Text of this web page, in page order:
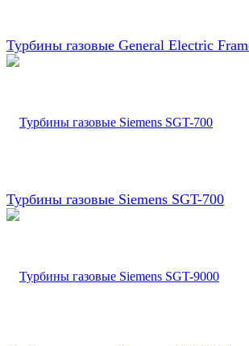
Турбины газовые General Electric
Турбины газовые Siemens SGT-700